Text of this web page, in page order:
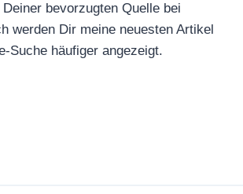
bevorzugten Quelle bei
werden Dir meine neuesten Artikel
Suche häufiger angezeigt.